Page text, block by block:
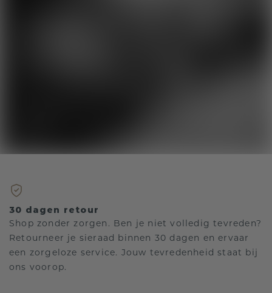
30 dagen retour
Shop zonder zorgen. Ben je niet volledig tevreden?
Retourneer je sieraad binnen 30 dagen en ervaar
een zorgeloze service. Jouw tevredenheid staat bij
ons voorop.